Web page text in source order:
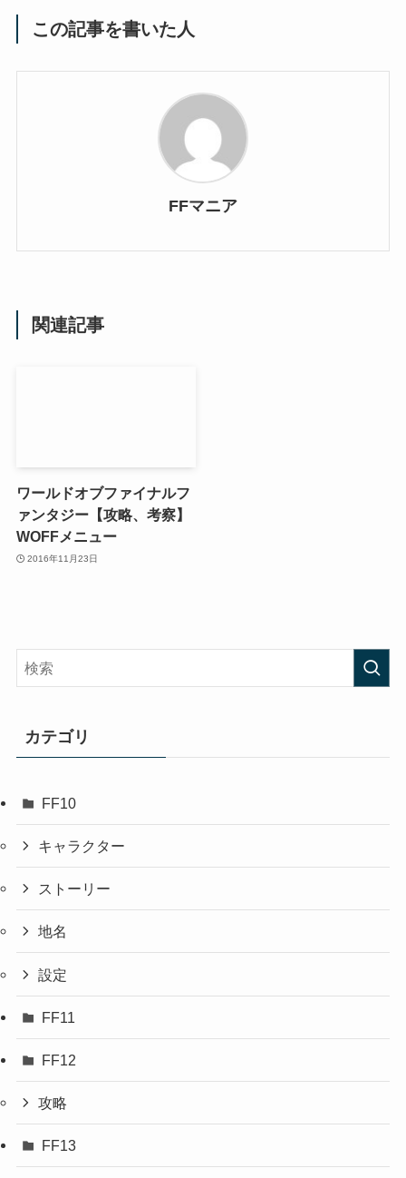
この記事を書いた人
FFマニア
関連記事
ワールドオブファイナルフ
ァンタジー【攻略、考察】
WOFFメニュー
2016年11月23日
カテゴリ
FF10
キャラクター
ストーリー
地名
設定
FF11
FF12
攻略
FF13